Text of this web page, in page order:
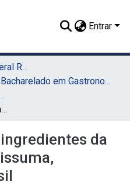
Entrar
01. Universidade Federal Rural de Pernambuco - UFRPE (Sede)
Bacharelado em Gastronomia (Sede)
(Sede)
Levantamento de ingredientes da caldeirada de Itapissuma, Pernambuco, Brasil
da